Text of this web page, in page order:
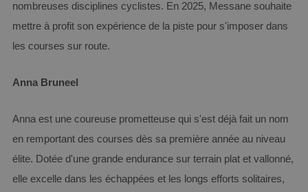
nombreuses disciplines cyclistes. En 2025, Messane souhaite
mettre à profit son expérience de la piste pour s'imposer dans
les courses sur route.
Anna Bruneel
Anna est une coureuse prometteuse qui s'est déjà fait un nom
en remportant des courses dès sa première année au niveau
élite. Dotée d'une grande endurance sur terrain plat et vallonné,
elle excelle dans les échappées et les longs efforts solitaires,